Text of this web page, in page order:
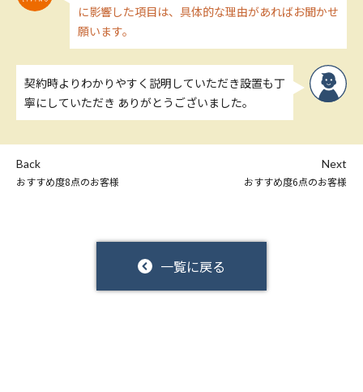
に影響した項目は、具体的な理由があればお聞かせ
願います。
契約時よりわかりやすく説明していただき設置も丁
寧にしていただき ありがとうございました。
Back
おすすめ度8点のお客様
一覧に戻る
Next
おすすめ度6点のお客様